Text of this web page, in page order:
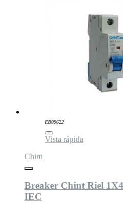
EB09622
Vista rápida
Chint
Breaker Chint Riel
IEC